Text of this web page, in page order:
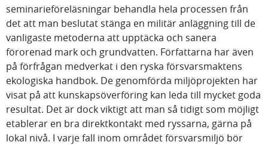
seminarieföreläsningar behandla hela processen från
det att man beslutat stänga en militär anläggning till de
vanligaste metoderna att upptäcka och sanera
förorenad mark och grundvatten. Författarna har även
på förfrågan medverkat i den ryska försvarsmaktens
ekologiska handbok. De genomförda miljöprojekten har
visat på att kunskapsöverföring kan leda till mycket goda
resultat. Det är dock viktigt att man så tidigt som möjligt
etablerar en bra direktkontakt med ryssarna, gärna på
lokal nivå. I varje fall inom området försvarsmiljö bör